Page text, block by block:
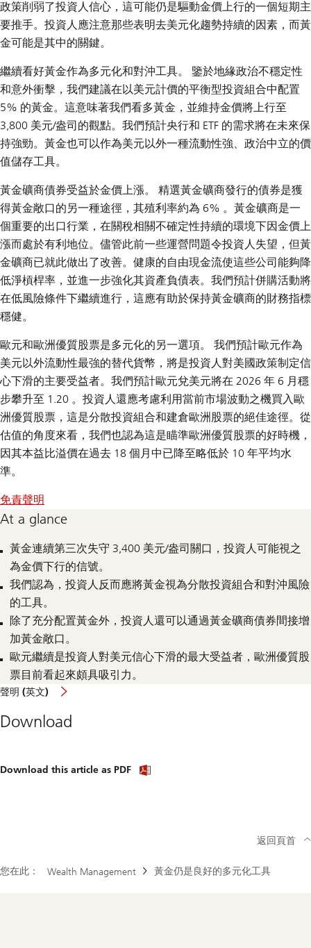
政策削弱了投資人信心，這可能仍是驅動金價上行的一個短期主
要推手。投資人應注意那些表明去美元化趨勢持續的因素，而黃
金可能是其中的關鍵。
繼續看好黃金作為多元化和對沖工具。
鑒於地緣政治不穩定性
和意外衝擊，我們建議在以美元計價的平衡型投資組合中配置
5% 的黃金。這意味著我們看多黃金，並維持金價將上行至
3,800 美元/盎司的觀點。我們預計央行和 ETF 的需求將在未來保
持強勁。黃金也可以作為美元以外一種流動性強、政治中立的價
值儲存工具。
黃金礦商債券受益於金價上漲。
精選黃金礦商發行的債券是獲
得黃金敞口的另一種途徑，其殖利率約為 6% 。黃金礦商是一
個重要的出口行業，在關稅相關不確定性持續的環境下因金價上
漲而處於有利地位。儘管此前一些運營問題令投資人失望，但黃
金礦商已就此做出了改善。健康的自由現金流使這些公司能夠降
低淨槓桿率，並進一步強化其資產負債表。我們預計併購活動將
在低風險條件下繼續進行，這應有助於保持黃金礦商的財務指標
穩健。
歐元和歐洲優質股票是多元化的另一選項。
我們預計歐元作為
美元以外流動性最強的替代貨幣，將是投資人對美國政策制定信
心下滑的主要受益者。我們預計歐元兌美元將在 2026 年 6 月穩
步攀升至 1.20 。投資人還應考慮利用當前市場波動之機買入歐
洲優質股票，這是分散投資組合和建倉歐洲股票的絕佳途徑。從
估值的角度來看，我們也認為這是瞄準歐洲優質股票的好時機，
因其本益比溢價在過去 18 個月中已降至略低於 10 年平均水
準。
免責聲明
At a glance
黃金連續第三次失守 3,400 美元/盎司關口，投資人可能視之
為金價下行的信號。
我們認為，投資人反而應將黃金視為分散投資組合和對沖風險
的工具。
除了充分配置黃金外，投資人還可以通過黃金礦商債券間接增
加黃金敞口。
歐元繼續是投資人對美元信心下滑的最大受益者，歐洲優質股
票目前看起來頗具吸引力。
聲明 (英文)
Download
Download this article as PDF
您在此： Wealth Management 黃金仍是良好的多元化工具
返回頁首